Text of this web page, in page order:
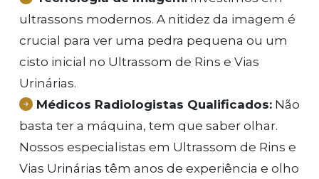
ultrassons modernos. A nitidez da imagem é
crucial para ver uma pedra pequena ou um
cisto inicial no Ultrassom de Rins e Vias
Urinárias.
Médicos Radiologistas Qualificados: Não
basta ter a máquina, tem que saber olhar.
Nossos especialistas em Ultrassom de Rins e
Vias Urinárias têm anos de experiência e olho